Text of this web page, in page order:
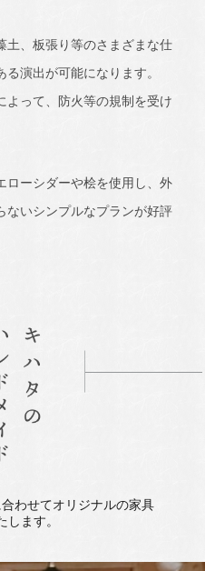
土、板張り等のさまざまな仕
演出が可能になります。
よって、防火等の規制を受け
ローシダーや桧を使用し、外
ないシンプルなプランが好評
わせてオリジナルの家具
します。